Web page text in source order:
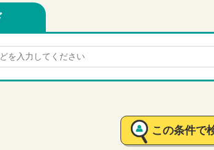
この条件で